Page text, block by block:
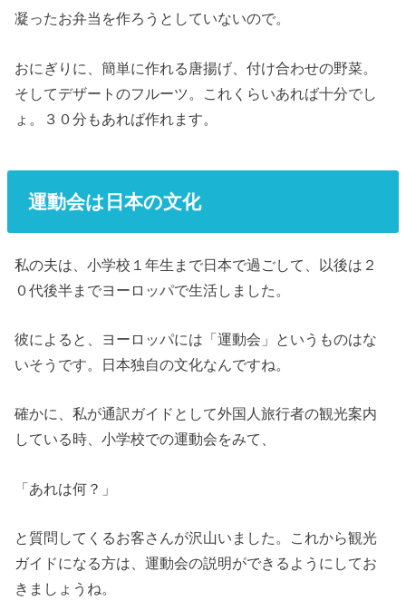
凝ったお弁当を作ろうとしていないので。
おにぎりに、簡単に作れる唐揚げ、付け合わせの野菜。
そしてデザートのフルーツ。これくらいあれば十分でし
ょ。３０分もあれば作れます。
運動会は日本の文化
私の夫は、小学校１年生まで日本で過ごして、以後は２
０代後半までヨーロッパで生活しました。
彼によると、ヨーロッパには「運動会」というものはな
いそうです。日本独自の文化なんですね。
確かに、私が通訳ガイドとして外国人旅行者の観光案内
している時、小学校での運動会をみて、
「あれは何？」
と質問してくるお客さんが沢山いました。これから観光
ガイドになる方は、運動会の説明ができるようにしてお
きましょうね。